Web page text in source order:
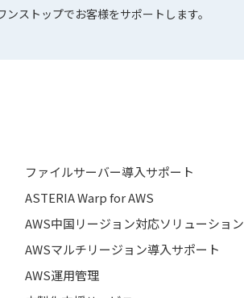
ストップでお客様をサポートします。
ファイルサーバー導入サポート
ASTERIA Warp for AWS
AWS中国リージョン対応ソリューション
AWSマルチリージョン導入サポート
AWS運用管理